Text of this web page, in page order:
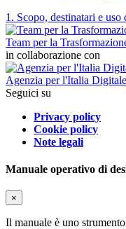
1. Scopo, destinatari e
Team per la
in collaborazione con
Agenzia per l'Italia Digitale
Seguici su
Privacy policy
Cookie policy
Note legali
Manuale operativo di
×
Il manuale è uno